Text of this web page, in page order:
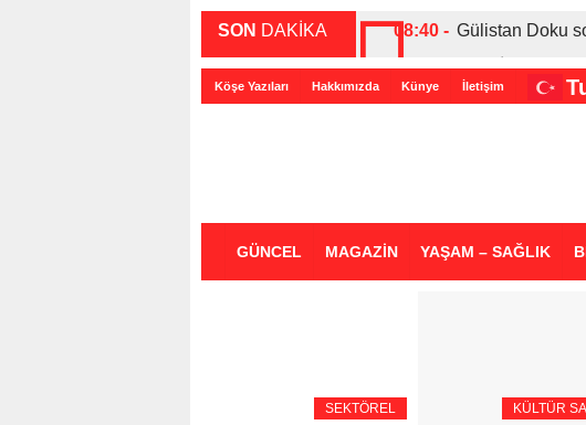
SON DAKİKA 08:40 - Gülistan Doku
00:27 - ABD-İran
00:35 - Bir sigara
Köşe Yazıları Hakkımızda Künye İletişim
GÜNCEL MAGAZİN YAŞAM – SAĞLIK
SEKTÖREL KÜLTÜR